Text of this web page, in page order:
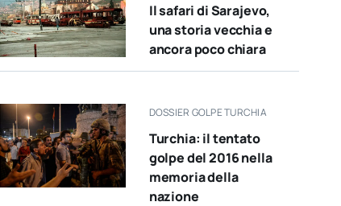
Il safari di Sarajevo,
una storia vecchia e
ancora poco chiara
DOSSIER GOLPE TURCHIA
Turchia: il tentato
golpe del 2016 nella
memoria della
nazione